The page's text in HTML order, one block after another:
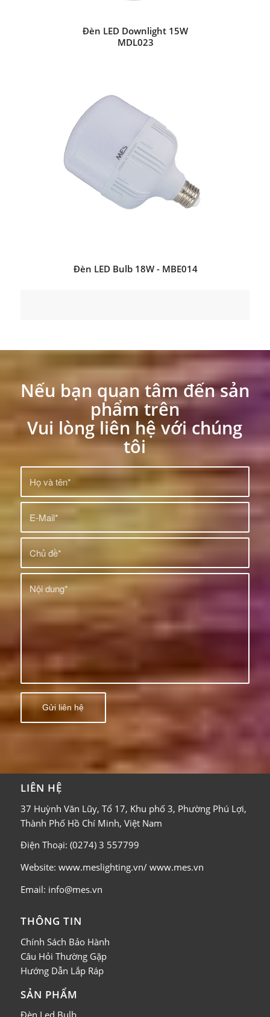
Đèn LED Downlight 15W
MDL023
Đèn LED Bulb 18W - MBE014
Nếu bạn quan tâm đến sản
phẩm trên
Vui lòng liên hệ với chúng
tôi
LIÊN HỆ
37 Huỳnh Văn Lũy, Tổ 17, Khu phố 3, Phường Phú Lợi,
Thành Phố Hồ Chí Minh, Việt Nam
Điện Thoại: (0274) 3 557799
Website: www.meslighting.vn/ www.mes.vn
Email: info@mes.vn
THÔNG TIN
Chính Sách Bảo Hành
Câu Hỏi Thường Gặp
Hướng Dẫn Lắp Ráp
SẢN PHẨM